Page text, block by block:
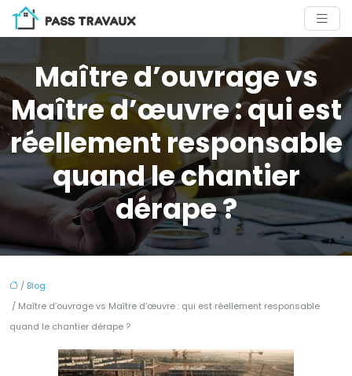
Maître d’ouvrage vs
Maître d’œuvre : qui est
réellement responsable
quand le chantier
dérape ?
/ Blog
/ Maître d’ouvrage vs Maître d’œuvre : qui est réellement responsable
quand le chantier dérape ?